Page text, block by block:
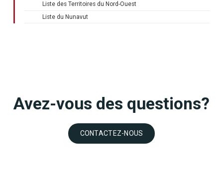
Liste des Territoires du Nord-Ouest
Liste du Nunavut
Avez-vous des questions?
CONTACTEZ-NOUS